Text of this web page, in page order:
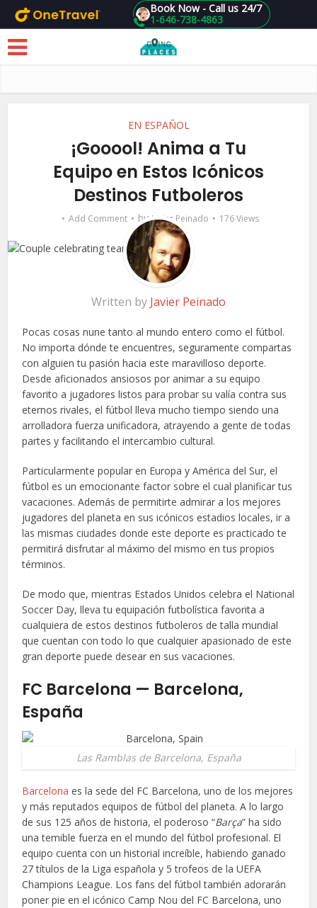
Skip to main content 1-646-738-4863
Book Now - Call us 24/7
EN ESPAÑOL
¡Gooool! Anima a Tu
Equipo en Estos Icónicos
Destinos Futboleros
Add Comment byJavier Peinado 176 Views
Written by Javier Peinado
Pocas cosas nune tanto al mundo entero como el fútbol.
No importa dónde te encuentres, seguramente compartas
con alguien tu pasión hacia este maravilloso deporte.
Desde aficionados ansiosos por animar a su equipo
favorito a jugadores listos para probar su valía contra sus
eternos rivales, el fútbol lleva mucho tiempo siendo una
arrolladora fuerza unificadora, atrayendo a gente de todas
partes y facilitando el intercambio cultural.
Particularmente popular en Europa y América del Sur, el
fútbol es un emocionante factor sobre el cual planificar tus
vacaciones. Además de permitirte admirar a los mejores
jugadores del planeta en sus icónicos estadios locales, ir a
las mismas ciudades donde este deporte es practicado te
permitirá disfrutar al máximo del mismo en tus propios
términos.
De modo que, mientras Estados Unidos celebra el National
Soccer Day, lleva tu equipación futbolística favorita a
cualquiera de estos destinos futboleros de talla mundial
que cuentan con todo lo que cualquier apasionado de este
gran deporte puede desear en sus vacaciones.
FC Barcelona — Barcelona,
España
Las Ramblas de Barcelona, España
Barcelona es la sede del FC Barcelona, uno de los mejores
y más reputados equipos de fútbol del planeta. A lo largo
de sus 125 años de historia, el poderoso “Barça” ha sido
una temible fuerza en el mundo del fútbol profesional. El
equipo cuenta con un historial increíble, habiendo ganado
27 títulos de la Liga española y 5 trofeos de la UEFA
Champions League. Los fans del fútbol también adorarán
poner pie en el icónico Camp Nou del FC Barcelona, uno